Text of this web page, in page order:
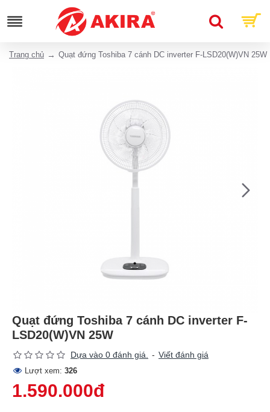
Trang chủ Quạt đứng Toshiba 7 cánh DC inverter F-LSD20(W)VN 25W
Quạt đứng Toshiba 7 cánh DC inverter F-
LSD20(W)VN 25W
Dựa vào 0 đánh giá. - Viết đánh giá
Lượt xem: 326
1.590.000đ